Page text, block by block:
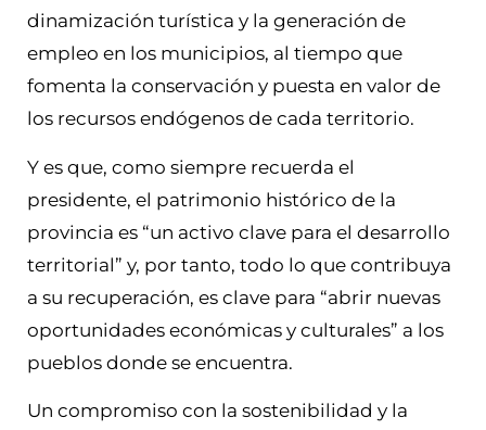
dinamización turística y la generación de
empleo en los municipios, al tiempo que
fomenta la conservación y puesta en valor de
los recursos endógenos de cada territorio.
Y es que, como siempre recuerda el
presidente, el patrimonio histórico de la
provincia es “un activo clave para el desarrollo
territorial” y, por tanto, todo lo que contribuya
a su recuperación, es clave para “abrir nuevas
oportunidades económicas y culturales” a los
pueblos donde se encuentra.
Un compromiso con la sostenibilidad y la